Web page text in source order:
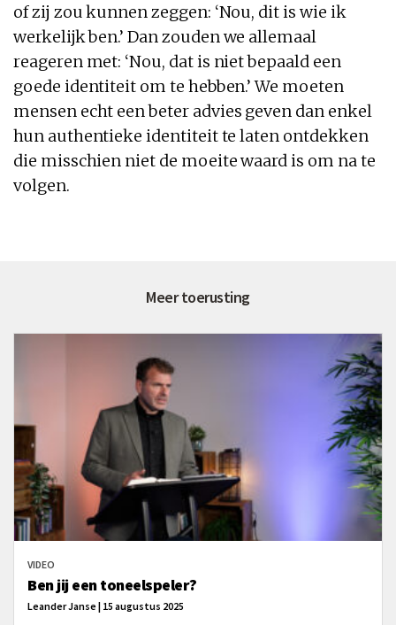
of zij zou kunnen zeggen: ‘Nou, dit is wie ik
werkelijk ben.’ Dan zouden we allemaal
reageren met: ‘Nou, dat is niet bepaald een
goede identiteit om te hebben.’ We moeten
mensen echt een beter advies geven dan enkel
hun authentieke identiteit te laten ontdekken
die misschien niet de moeite waard is om na te
volgen.
Meer toerusting
VIDEO
Ben jij een toneelspeler?
Leander Janse | 15 augustus 2025